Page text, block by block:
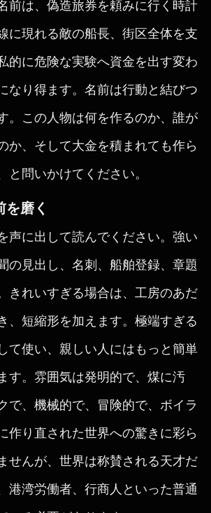
前は、偽造旅券を頼みに行く時計
に現れる敵の船長、街区全体を支
的に危険な実験へ資金を出す変わ
なり得ます。名前は行動と結びつ
。この人物は何を作るのか、誰が
か、そして大金を積まれても作ら
と問いかけてください。
磨く
声に出して読んでください。強い
の見出し、名刺、船舶登録、章題
きれいすぎる場合は、工房のあだ
、短縮形を加えます。極端すぎる
て使い、親しい人にはもっと簡単
す。雰囲気は発明的で、煤に汚
で、機械的で、冒険的で、ボイラ
作り直された世界への驚きに彩ら
せんが、世界は称賛される天才だ
港湾労働者、行商人といった普通